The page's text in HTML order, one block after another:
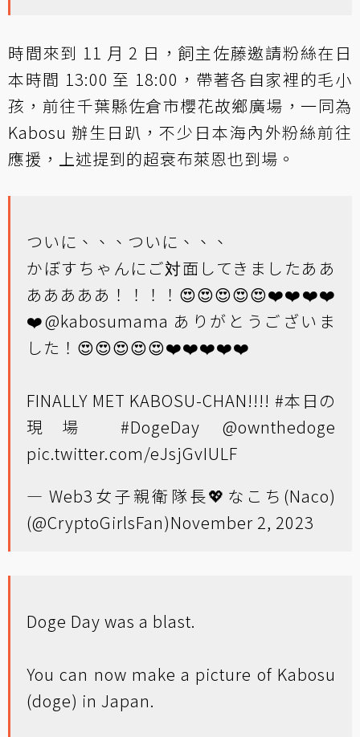
時間來到 11 月 2 日，飼主佐藤邀請粉絲在日
本時間 13:00 至 18:00，帶著各自家裡的毛小
孩，前往千葉縣佐倉市櫻花故鄉廣場，一同為
Kabosu 辦生日趴，不少日本海內外粉絲前往
應援，上述提到的超衰布萊恩也到場。
ついに、、、ついに、、、
かぼすちゃんにご対面してきましたああ
あああああ！！！！😍😍😍😍😍❤️❤️❤️❤️
❤️@kabosumama ありがとうございま
した！😍😍😍😍😍❤️❤️❤️❤️❤️
FINALLY MET KABOSU-CHAN!!!! #本日の
現場
#DogeDay
@ownthedoge
pic.twitter.com/eJsjGvIULF
— Web3女子親衛隊長💖なこち(Naco)
(@CryptoGirlsFan)November 2, 2023
Doge Day was a blast.
You can now make a picture of Kabosu
(doge) in Japan.